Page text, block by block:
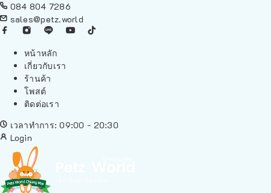
084 804 7286
sales@petz.world
หน้าหลัก
เกี่ยวกับเรา
ร้านค้า
โพสต์
ติดต่อเรา
เวลาทำการ: 09:00 - 20:30
Login